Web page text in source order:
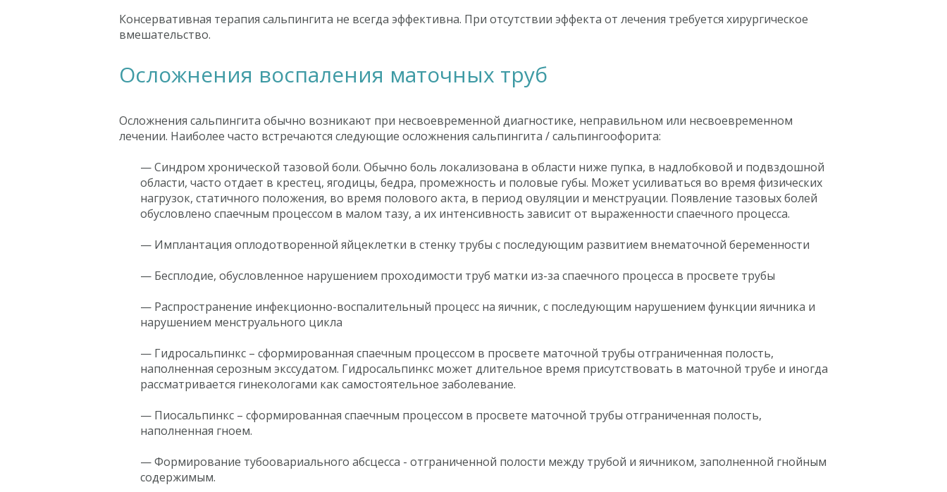
Консервативная терапия сальпингита не всегда эффективна. При отсутствии эффекта от лечения требуется хирургическое
вмешательство.
Осложнения воспаления маточных труб
Осложнения сальпингита обычно возникают при несвоевременной диагностике, неправильном или несвоевременном
лечении. Наиболее часто встречаются следующие осложнения сальпингита / сальпингоофорита:
— Синдром хронической тазовой боли. Обычно боль локализована в области ниже пупка, в надлобковой и подвздошной
области, часто отдает в крестец, ягодицы, бедра, промежность и половые губы. Может усиливаться во время физических
нагрузок, статичного положения, во время полового акта, в период овуляции и менструации. Появление тазовых болей
обусловлено спаечным процессом в малом тазу, а их интенсивность зависит от выраженности спаечного процесса.
— Имплантация оплодотворенной яйцеклетки в стенку трубы с последующим развитием внематочной беременности
— Бесплодие, обусловленное нарушением проходимости труб матки из-за спаечного процесса в просвете трубы
— Распространение инфекционно-воспалительный процесс на яичник, с последующим нарушением функции яичника и
нарушением менструального цикла
— Гидросальпинкс – сформированная спаечным процессом в просвете маточной трубы отграниченная полость,
наполненная серозным экссудатом. Гидросальпинкс может длительное время присутствовать в маточной трубе и иногда
рассматривается гинекологами как самостоятельное заболевание.
— Пиосальпинкс – сформированная спаечным процессом в просвете маточной трубы отграниченная полость,
наполненная гноем.
— Формирование тубоовариального абсцесса - отграниченной полости между трубой и яичником, заполненной гнойным
содержимым.